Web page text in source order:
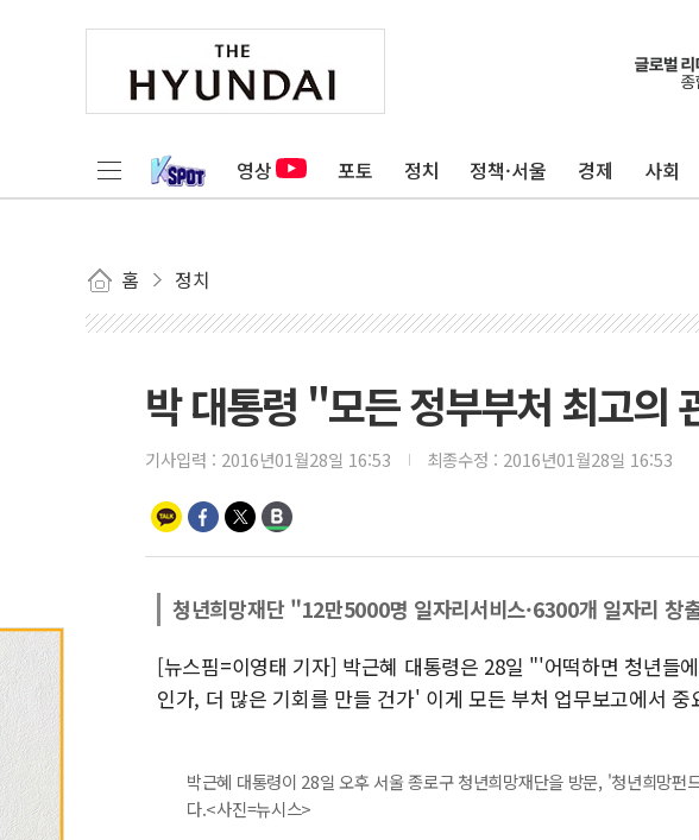
영상 포토 정치 정책·서울 경제 사회
홈 정치
박 대통령 "모든 정부부처 최고의
기사입력 : 2016년01월28일 16:53 최종수정 : 2016년01월28일 16:53
청년희망재단 "12만5000명 일자리서비스·6300개 일자리 창
[뉴스핌=이영태 기자] 박근혜 대통령은 28일 "'어떡하면 청년들
인가, 더 많은 기회를 만들 건가' 이게 모든 부처 업무보고에서
박근혜 대통령이 28일 오후 서울 종로구 청년희망재단을 방문, '청년희망펀
다.<사진=뉴시스>